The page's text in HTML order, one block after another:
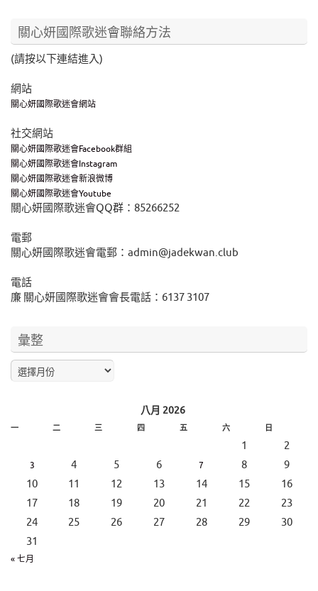
關心妍國際歌迷會聯絡方法
(請按以下連結進入)
網站
關心妍國際歌迷會網站
社交網站
關心妍國際歌迷會Facebook群組
關心妍國際歌迷會Instagram
關心妍國際歌迷會新浪微博
關心妍國際歌迷會Youtube
關心妍國際歌迷會QQ群：85266252
電郵
關心妍國際歌迷會電郵：admin@jadekwan.club
電話
廉 關心妍國際歌迷會會長電話：6137 3107
彙整
八月 2026
一 二 三 四 五 六 日
« 七月
1 2
3 4 5 6 7 8
9
10
11 12 13 14 15
16
17
18 19 20 21 22
23
24
25 26 27 28 29
30
31